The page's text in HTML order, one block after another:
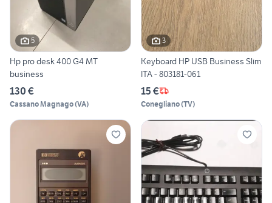
5
Hp pro desk 400 G4 MT
business
130 €
Cassano Magnago(VA)
3
Keyboard HP USB Business Slim
ITA - 803181-061
15 €
Conegliano(TV)